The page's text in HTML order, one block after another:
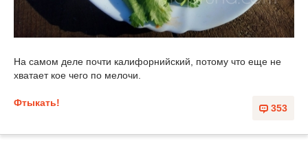
На самом деле почти калифорнийский, потому что еще не
хватает кое чего по мелочи.
353
Фтыкать!